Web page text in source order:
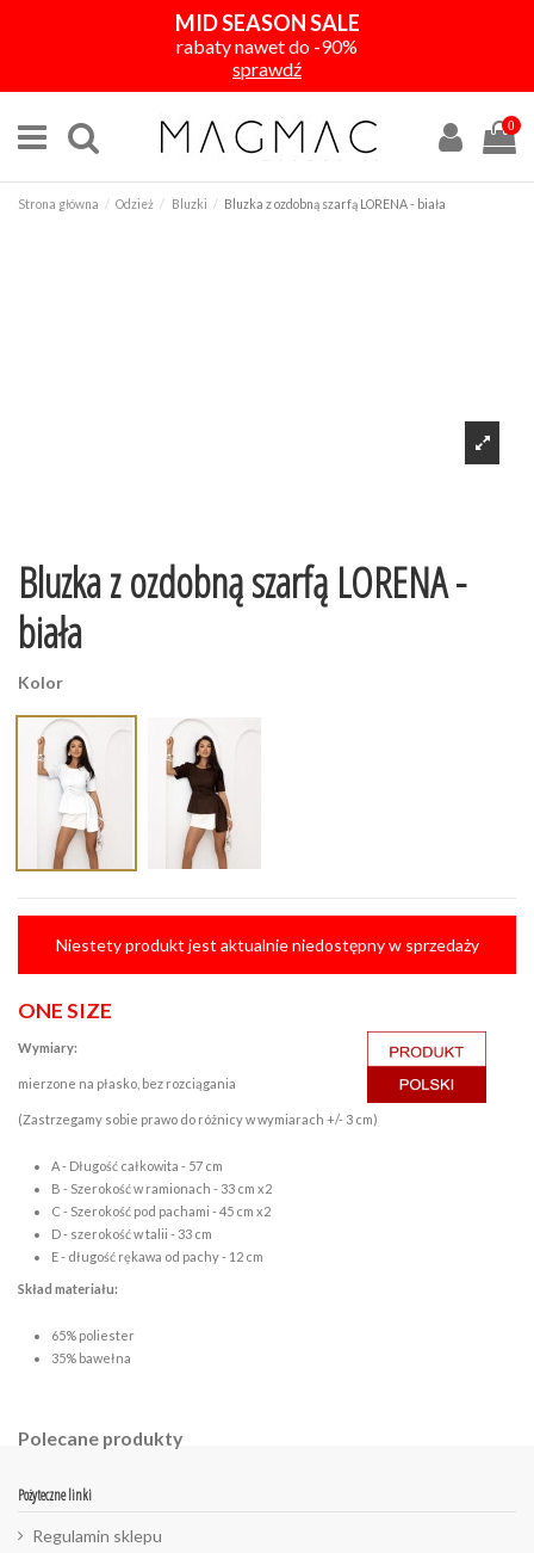
MID SEASON SALE
rabaty nawet do -90%
sprawdź
0
Strona główna Odzież Bluzki Bluzka z ozdobną szarfą LORENA - biała
Bluzka z ozdobną szarfą LORENA -
biała
Kolor
Niestety produkt jest aktualnie niedostępny w sprzedaży
ONE SIZE
Wymiary:
mierzone na płasko, bez rozciągania
(Zastrzegamy sobie prawo do różnicy w wymiarach +/- 3 cm)
A - Długość całkowita - 57 cm
B - Szerokość w ramionach - 33 cm x2
C - Szerokość pod pachami - 45 cm x2
D - szerokość w talii - 33 cm
E - długość rękawa od pachy - 12 cm
Skład materiału:
65% poliester
35% bawełna
Polecane produkty
Pożyteczne linki
Regulamin sklepu